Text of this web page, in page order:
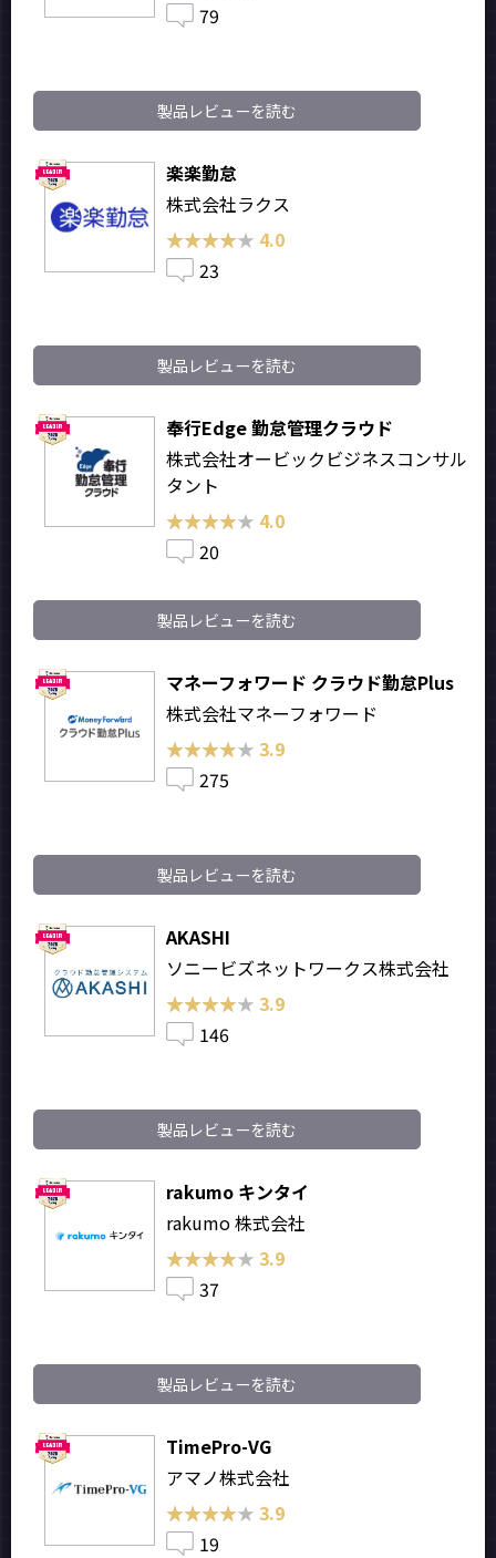
79
製品レビューを読む
楽楽勤怠
株式会社ラクス
★★★★★
★★★★★ 4.0
23
製品レビューを読む
奉行Edge 勤怠管理クラウド
株式会社オービックビジネスコンサル
タント
★★★★★
★★★★★ 4.0
20
製品レビューを読む
マネーフォワード クラウド勤怠Plus
株式会社マネーフォワード
★★★★★
★★★★★ 3.9
275
製品レビューを読む
AKASHI
ソニービズネットワークス株式会社
★★★★★
★★★★★ 3.9
146
製品レビューを読む
rakumo キンタイ
rakumo 株式会社
★★★★★
★★★★★ 3.9
37
製品レビューを読む
TimePro-VG
アマノ株式会社
★★★★★
★★★★★ 3.9
19